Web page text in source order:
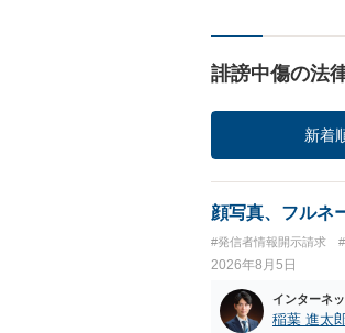
誹謗中傷の法
新着
顔写真、フルネ
#発信者情報開示請求
2026年8月5日
インターネ
稲葉 進太